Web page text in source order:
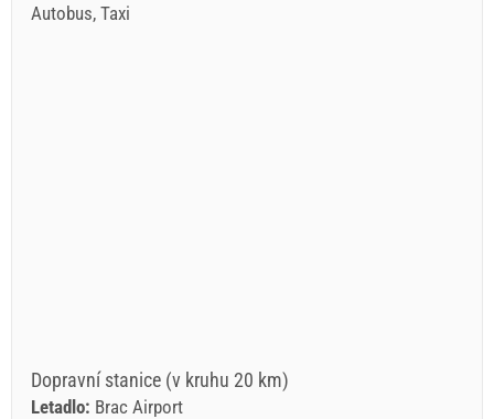
Autobus, Taxi
Dopravní stanice (v kruhu 20 km)
Letadlo: Brac Airport